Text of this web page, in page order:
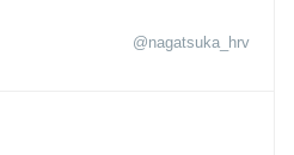
@nagatsuka_hrv